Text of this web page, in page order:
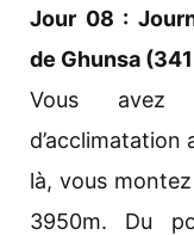
Jour 08 :
de Ghunsa
Vous avez
d’acclimatation
là, vous
3950m. Du